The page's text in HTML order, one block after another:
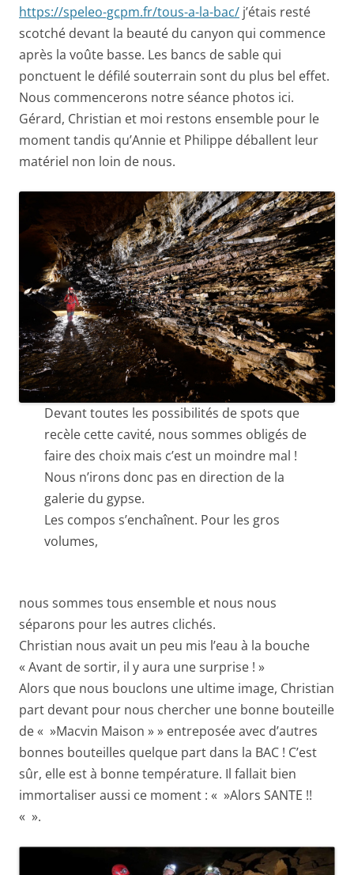
https://speleo-gcpm.fr/tous-a-la-bac/ j’étais resté
scotché devant la beauté du canyon qui commence
après la voûte basse. Les bancs de sable qui
ponctuent le défilé souterrain sont du plus bel effet.
Nous commencerons notre séance photos ici.
Gérard, Christian et moi restons ensemble pour le
moment tandis qu’Annie et Philippe déballent leur
matériel non loin de nous.
Devant toutes les possibilités de spots que
recèle cette cavité, nous sommes obligés de
faire des choix mais c’est un moindre mal !
Nous n’irons donc pas en direction de la
galerie du gypse.
Les compos s’enchaînent. Pour les gros
volumes,
nous sommes tous ensemble et nous nous
séparons pour les autres clichés.
Christian nous avait un peu mis l’eau à la bouche
« Avant de sortir, il y aura une surprise ! »
Alors que nous bouclons une ultime image, Christian
part devant pour nous chercher une bonne bouteille
de « »Macvin Maison » » entreposée avec d’autres
bonnes bouteilles quelque part dans la BAC ! C’est
sûr, elle est à bonne température. Il fallait bien
immortaliser aussi ce moment : « »Alors SANTE !!
« ».